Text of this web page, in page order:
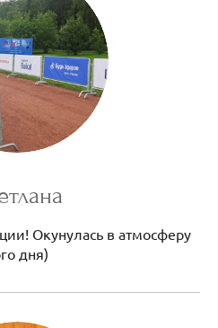
Окунулась в атмосферу
дня)